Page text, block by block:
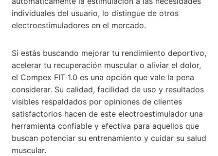
individuales del usuario, lo distingue de otros
electroestimuladores en el mercado.
Si estás buscando mejorar tu rendimiento deportivo,
acelerar tu recuperación muscular o aliviar el dolor,
el Compex FIT 1.0 es una opción que vale la pena
considerar. Su calidad, facilidad de uso y resultados
visibles respaldados por opiniones de clientes
satisfactorios hacen de este electroestimulador una
herramienta confiable y efectiva para aquellos que
buscan potenciar su entrenamiento y cuidar su salud
muscular.